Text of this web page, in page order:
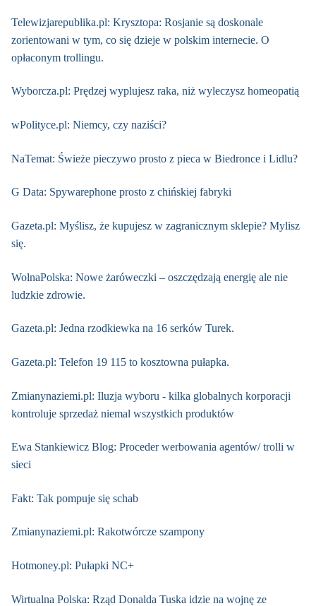
Telewizjarepublika.pl: Krysztopa: Rosjanie są doskonale
zorientowani w tym, co się dzieje w polskim internecie. O
opłaconym trollingu.
Wyborcza.pl: Prędzej wyplujesz raka, niż wyleczysz homeopatią
wPolityce.pl: Niemcy, czy naziści?
NaTemat: Świeże pieczywo prosto z pieca w Biedronce i Lidlu?
G Data: Spywarephone prosto z chińskiej fabryki
Gazeta.pl: Myślisz, że kupujesz w zagranicznym sklepie? Mylisz
się.
WolnaPolska: Nowe żaróweczki – oszczędzają energię ale nie
ludzkie zdrowie.
Gazeta.pl: Jedna rzodkiewka na 16 serków Turek.
Gazeta.pl: Telefon 19 115 to kosztowna pułapka.
Zmianynaziemi.pl: Iluzja wyboru - kilka globalnych korporacji
kontroluje sprzedaż niemal wszystkich produktów
Ewa Stankiewicz Blog: Proceder werbowania agentów/ trolli w
sieci
Fakt: Tak pompuje się schab
Zmianynaziemi.pl: Rakotwórcze szampony
Hotmoney.pl: Pułapki NC+
Wirtualna Polska: Rząd Donalda Tuska idzie na wojnę ze